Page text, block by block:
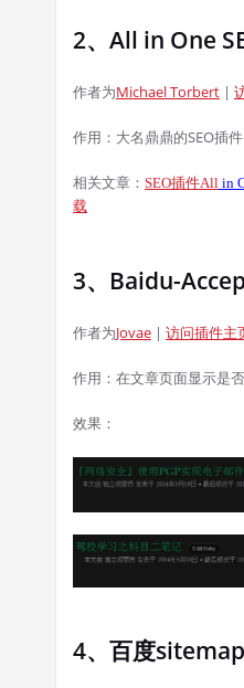
2、All in One
作者为Michael Torbert |
作用：大名鼎鼎的SEO插件
相关文章： SEO插件All in
载
3、Baidu-
作者为Jovae | 访问插件主
作用：在文章页面显示是
效果：
4、百度sitemap